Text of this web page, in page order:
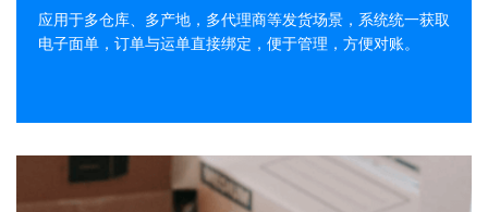
应用于多仓库、多产地，多代理商等发货场景，系统统一获取
电子面单，订单与运单直接绑定，便于管理，方便对账。